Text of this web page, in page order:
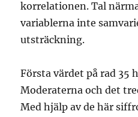
korrelationen. Tal
variablerna inte
utsträckning.
Första värdet på rad 35
Moderaterna och det
Med hjälp av de här